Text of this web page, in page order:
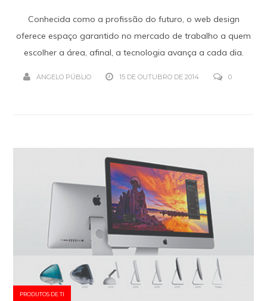
Conhecida como a profissão do futuro, o web design
oferece espaço garantido no mercado de trabalho a quem
escolher a área, afinal, a tecnologia avança a cada dia.
ANGELO PÚBLIO 15 DE OUTUBRO DE 2014 0
PRODUTOS DE TI